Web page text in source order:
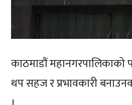
काठमाडौं महानगरपालिकाको
थप सहज र प्रभावकारी